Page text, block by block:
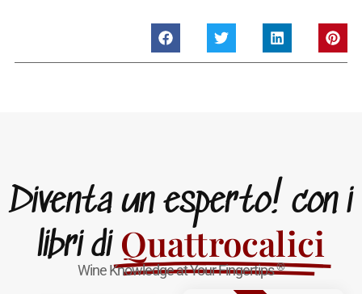
Diventa un esperto! con i
libri di Quattrocalici
Wine Knowledge at Your Fingertips®